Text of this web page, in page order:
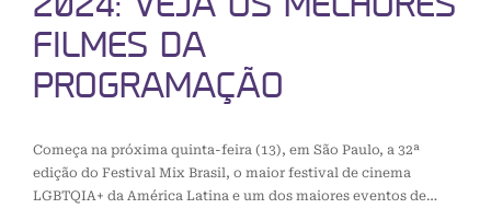
FILMES DA
PROGRAMAÇÃO
Começa na próxima quinta-feira (13), em São Paulo, a 32ª
edição do Festival Mix Brasil, o maior festival de cinema
LGBTQIA+ da América Latina e um dos maiores eventos de…